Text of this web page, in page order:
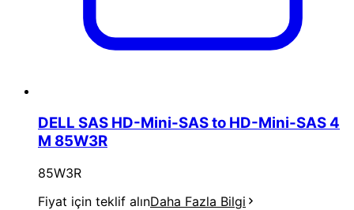
DELL SAS HD-Mini-SAS to HD-Mini-SAS 4
M 85W3R
85W3R
Fiyat için teklif alınDaha Fazla Bilgi